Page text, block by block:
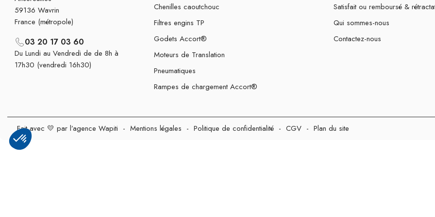
59136 Wavrin
France (métropole)
03 20 17 03 60
Du Lundi au Vendredi de de 8h à
17h30 (vendredi 16h30)
Chenilles caoutchouc
Filtres engins TP
Godets Accort®
Moteurs de Translation
Pneumatiques
Rampes de chargement Accort®
Satisfait ou remboursé &
Qui sommes-nous
Contactez-nous
Fait avec 💛 par l’agence Wapiti - Mentions légales - Politique de confidentialité - CGV - Plan du site